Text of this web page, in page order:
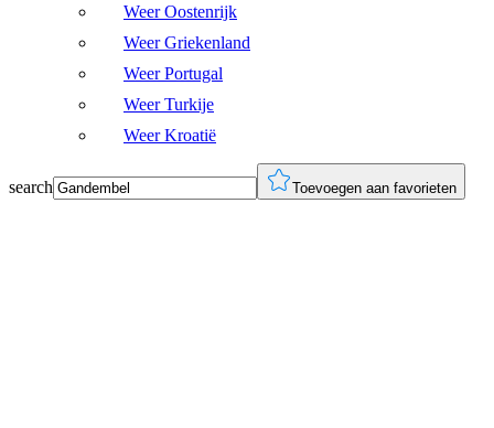
Weer Oostenrijk
Weer Griekenland
Weer Portugal
Weer Turkije
Weer Kroatië
search Toevoegen aan favorieten